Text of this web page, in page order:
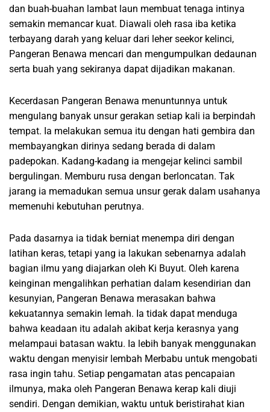
dan buah-buahan lambat laun membuat tenaga intinya
semakin memancar kuat. Diawali oleh rasa iba ketika
terbayang darah yang keluar dari leher seekor kelinci,
Pangeran Benawa mencari dan mengumpulkan dedaunan
serta buah yang sekiranya dapat dijadikan makanan.
Kecerdasan Pangeran Benawa menuntunnya untuk
mengulang banyak unsur gerakan setiap kali ia berpindah
tempat. Ia melakukan semua itu dengan hati gembira dan
membayangkan dirinya sedang berada di dalam
padepokan. Kadang-kadang ia mengejar kelinci sambil
bergulingan. Memburu rusa dengan berloncatan. Tak
jarang ia memadukan semua unsur gerak dalam usahanya
memenuhi kebutuhan perutnya.
Pada dasarnya ia tidak berniat menempa diri dengan
latihan keras, tetapi yang ia lakukan sebenarnya adalah
bagian ilmu yang diajarkan oleh Ki Buyut. Oleh karena
keinginan mengalihkan perhatian dalam kesendirian dan
kesunyian, Pangeran Benawa merasakan bahwa
kekuatannya semakin lemah. Ia tidak dapat menduga
bahwa keadaan itu adalah akibat kerja kerasnya yang
melampaui batasan waktu. Ia lebih banyak menggunakan
waktu dengan menyisir lembah Merbabu untuk mengobati
rasa ingin tahu. Setiap pengamatan atas pencapaian
ilmunya, maka oleh Pangeran Benawa kerap kali diuji
sendiri. Dengan demikian, waktu untuk beristirahat kian